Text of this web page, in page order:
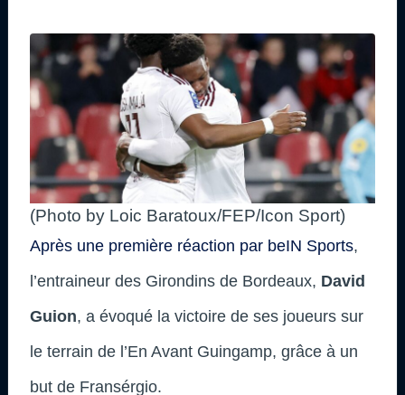
(Photo by Loic Baratoux/FEP/Icon Sport)
Après une première réaction par beIN Sports,
l’entraineur des Girondins de Bordeaux, David
Guion, a évoqué la victoire de ses joueurs sur
le terrain de l’En Avant Guingamp, grâce à un
but de Fransérgio.